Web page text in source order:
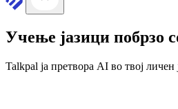
Учење јазици побрзо
Talkpal ја претвора AI во твој личен